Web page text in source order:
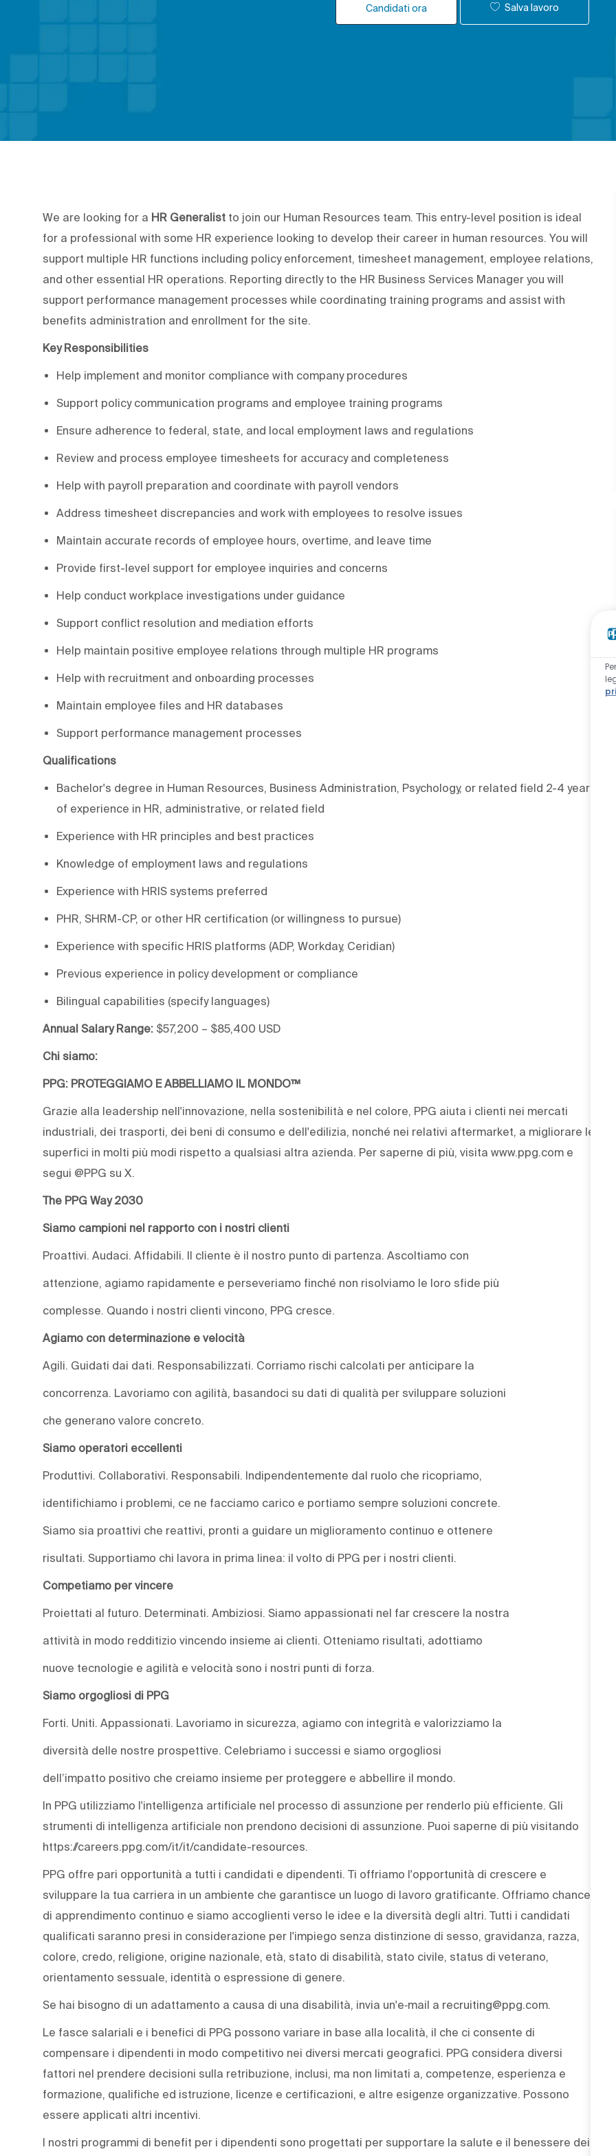
Candidati ora Salva lavoro
We are looking for a HR Generalist to join our Human Resources team. This entry-level position is ideal
for a professional with some HR experience looking to develop their career in human resources. You will
support multiple HR functions including policy enforcement, timesheet management, employee relations,
and other essential HR operations. Reporting directly to the HR Business Services Manager you will
support performance management processes while coordinating training programs and assist with
benefits administration and enrollment for the site.
Key Responsibilities
Help implement and monitor compliance with company procedures
Support policy communication programs and employee training programs
Ensure adherence to federal, state, and local employment laws and regulations
Review and process employee timesheets for accuracy and completeness
Help with payroll preparation and coordinate with payroll vendors
Address timesheet discrepancies and work with employees to resolve issues
Maintain accurate records of employee hours, overtime, and leave time
Provide first-level support for employee inquiries and concerns
Help conduct workplace investigations under guidance
Support conflict resolution and mediation efforts
Help maintain positive employee relations through multiple HR programs
Help with recruitment and onboarding processes
Maintain employee files and HR databases
Support performance management processes
Qualifications
Bachelor's degree in Human Resources, Business Administration, Psychology, or related field 2-4 years
of experience in HR, administrative, or related field
Experience with HR principles and best practices
Knowledge of employment laws and regulations
Experience with HRIS systems preferred
PHR, SHRM-CP, or other HR certification (or willingness to pursue)
Experience with specific HRIS platforms (ADP, Workday, Ceridian)
Previous experience in policy development or compliance
Bilingual capabilities (specify languages)
Annual Salary Range: $57,200 – $85,400 USD
Chi siamo:
PPG: PROTEGGIAMO E ABBELLIAMO IL MONDO™
Grazie alla leadership nell'innovazione, nella sostenibilità e nel colore, PPG aiuta i clienti nei mercati
industriali, dei trasporti, dei beni di consumo e dell'edilizia, nonché nei relativi aftermarket, a migliorare le
superfici in molti più modi rispetto a qualsiasi altra azienda. Per saperne di più, visita www.ppg.com e
segui @PPG su X.
The PPG Way 2030
Siamo campioni nel rapporto con i nostri clienti
Proattivi. Audaci. Affidabili. Il cliente è il nostro punto di partenza. Ascoltiamo con
attenzione, agiamo rapidamente e perseveriamo finché non risolviamo le loro sfide più
complesse. Quando i nostri clienti vincono, PPG cresce.
Agiamo con determinazione e velocità
Agili. Guidati dai dati. Responsabilizzati. Corriamo rischi calcolati per anticipare la
concorrenza. Lavoriamo con agilità, basandoci su dati di qualità per sviluppare soluzioni
che generano valore concreto.
Siamo operatori eccellenti
Produttivi. Collaborativi. Responsabili. Indipendentemente dal ruolo che ricopriamo,
identifichiamo i problemi, ce ne facciamo carico e portiamo sempre soluzioni concrete.
Siamo sia proattivi che reattivi, pronti a guidare un miglioramento continuo e ottenere
risultati. Supportiamo chi lavora in prima linea: il volto di PPG per i nostri clienti.
Competiamo per vincere
Proiettati al futuro. Determinati. Ambiziosi. Siamo appassionati nel far crescere la nostra
attività in modo redditizio vincendo insieme ai clienti. Otteniamo risultati, adottiamo
nuove tecnologie e agilità e velocità sono i nostri punti di forza.
Siamo orgogliosi di PPG
Forti. Uniti. Appassionati. Lavoriamo in sicurezza, agiamo con integrità e valorizziamo la
diversità delle nostre prospettive. Celebriamo i successi e siamo orgogliosi
dell’impatto positivo che creiamo insieme per proteggere e abbellire il mondo.
In PPG utilizziamo l'intelligenza artificiale nel processo di assunzione per renderlo più efficiente. Gli
strumenti di intelligenza artificiale non prendono decisioni di assunzione. Puoi saperne di più visitando
https://careers.ppg.com/it/it/candidate-resources.
PPG offre pari opportunità a tutti i candidati e dipendenti. Ti offriamo l'opportunità di crescere e
sviluppare la tua carriera in un ambiente che garantisce un luogo di lavoro gratificante. Offriamo chance
di apprendimento continuo e siamo accoglienti verso le idee e la diversità degli altri. Tutti i candidati
qualificati saranno presi in considerazione per l'impiego senza distinzione di sesso, gravidanza, razza,
colore, credo, religione, origine nazionale, età, stato di disabilità, stato civile, status di veterano,
orientamento sessuale, identità o espressione di genere.
Se hai bisogno di un adattamento a causa di una disabilità, invia un'e‑mail a recruiting@ppg.com.
Le fasce salariali e i benefici di PPG possono variare in base alla località, il che ci consente di
compensare i dipendenti in modo competitivo nei diversi mercati geografici. PPG considera diversi
fattori nel prendere decisioni sulla retribuzione, inclusi, ma non limitati a, competenze, esperienza e
formazione, qualifiche ed istruzione, licenze e certificazioni, e altre esigenze organizzative. Possono
essere applicati altri incentivi.
I nostri programmi di benefit per i dipendenti sono progettati per supportare la salute e il benessere dei